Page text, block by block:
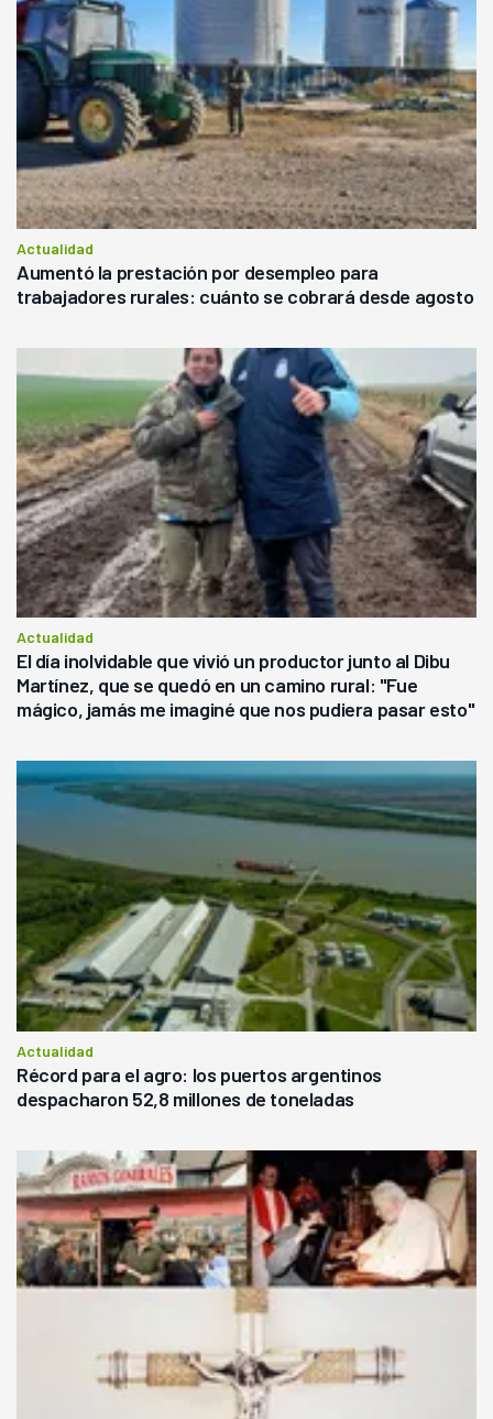
Actualidad
Aumentó la prestación por desempleo para
trabajadores rurales: cuánto se cobrará desde agosto
Actualidad
El día inolvidable que vivió un productor junto al Dibu
Martínez, que se quedó en un camino rural: "Fue
mágico, jamás me imaginé que nos pudiera pasar esto"
Actualidad
Récord para el agro: los puertos argentinos
despacharon 52,8 millones de toneladas